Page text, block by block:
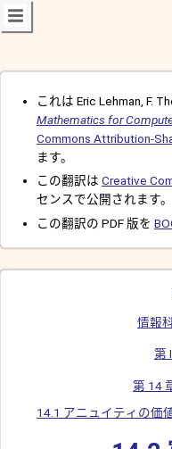
これは Eric Lehman, F.
Mathematics for
Commons Attribution-
ます。
この翻訳は Creative
センスで公開されます。
この翻訳の PDF 版を
情報
第
第 14
14.1 アニュイティの価